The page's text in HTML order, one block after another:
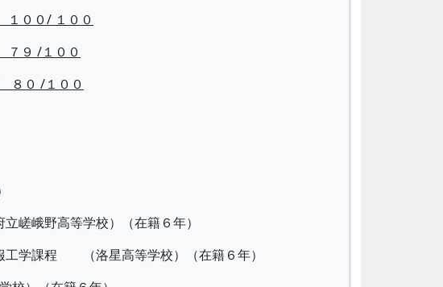
００/ １００
９ /１００
０ /１００
嵯峨野高等学校）（在籍６年）
学課程 （洛星高等学校）（在籍６年）